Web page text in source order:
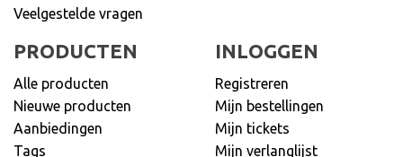
Veelgestelde vragen
PRODUCTEN
Alle producten
Nieuwe producten
Aanbiedingen
Tags
INLOGGEN
Registreren
Mijn bestellingen
Mijn tickets
Mijn verlanglijst